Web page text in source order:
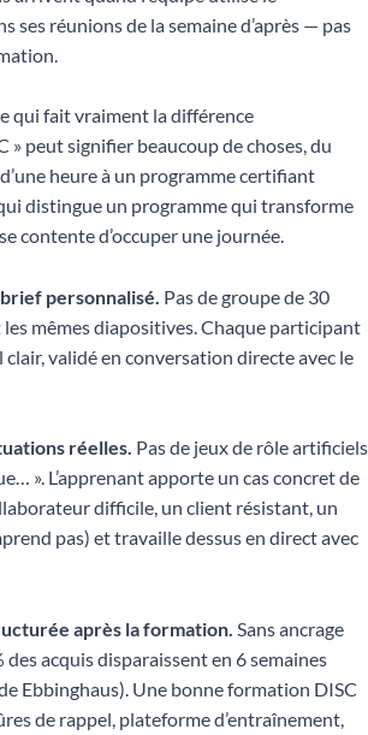
ses réunions de la semaine d’après — pas
qui fait vraiment la différence
» peut signifier beaucoup de choses, du
heure à un programme certifiant
distingue un programme qui transforme
contente d’occuper une journée.
personnalisé. Pas de groupe de 30
mêmes diapositives. Chaque participant
validé en conversation directe avec le
réelles. Pas de jeux de rôle artificiels
». L’apprenant apporte un cas concret de
difficile, un client résistant, un
pas) et travaille dessus en direct avec
après la formation. Sans ancrage
acquis disparaissent en 6 semaines
Ebbinghaus). Une bonne formation DISC
de rappel, plateforme d’entraînement,